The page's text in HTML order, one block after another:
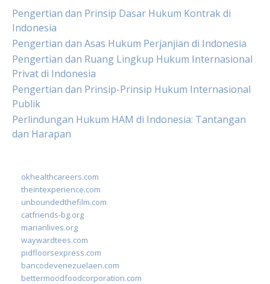
Pengertian dan Prinsip Dasar Hukum Kontrak di
Indonesia
Pengertian dan Asas Hukum Perjanjian di Indonesia
Pengertian dan Ruang Lingkup Hukum Internasional
Privat di Indonesia
Pengertian dan Prinsip-Prinsip Hukum Internasional
Publik
Perlindungan Hukum HAM di Indonesia: Tantangan
dan Harapan
okhealthcareers.com
theintexperience.com
unboundedthefilm.com
catfriends-bg.org
marianlives.org
waywardtees.com
pidfloorsexpress.com
bancodevenezuelaen.com
bettermoodfoodcorporation.com